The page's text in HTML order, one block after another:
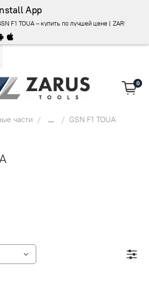
App
F1 TOUA – купить по лучшей цене | ZARUS
0
части ... GSN F1 TOUA